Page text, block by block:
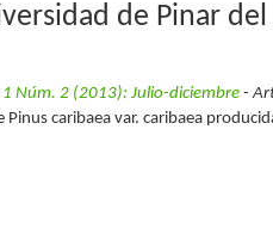
de Pinar del
Núm. 2 (2013): Julio-diciembre -
Pinus caribaea var. caribaea